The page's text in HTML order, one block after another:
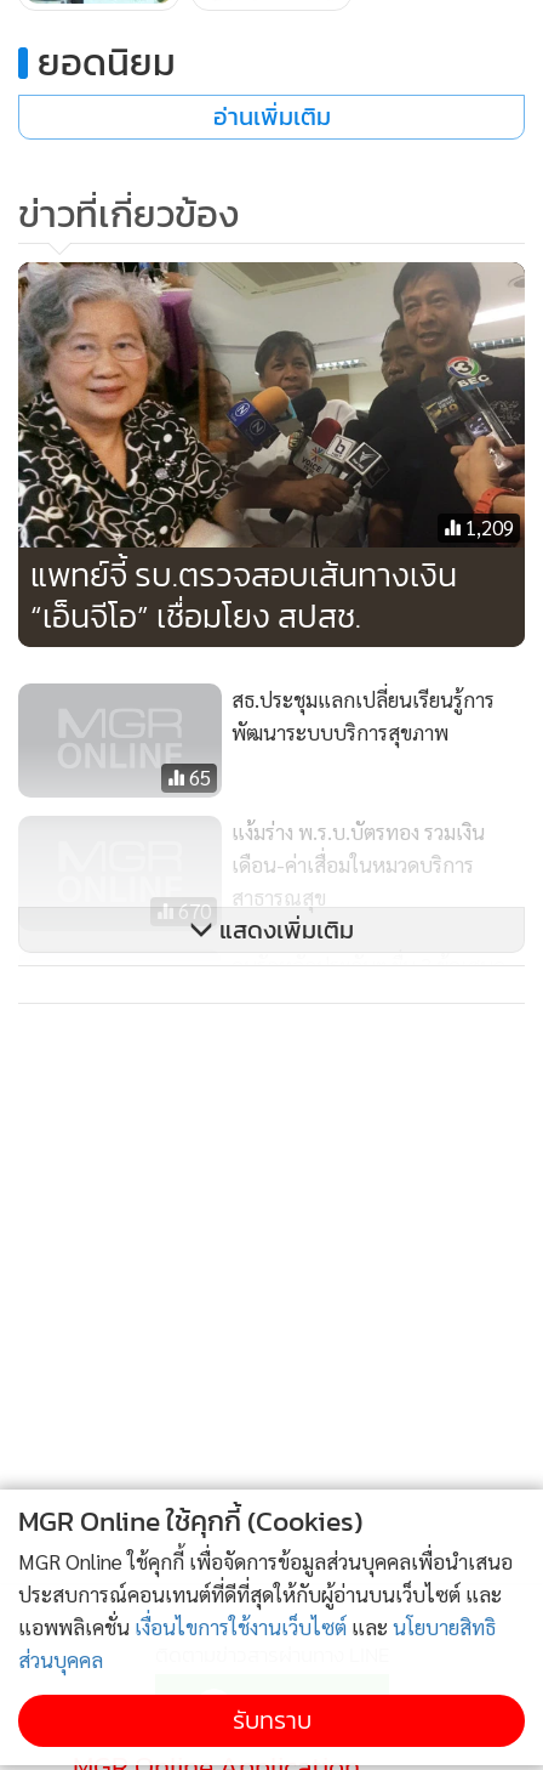
โครงการที่สนับสนุนเอ็นจีโอ 1 โครงการ คือ โครงการเพิ่มการเข้า
ถึงการรักษาผู้ติดเชื้อเอชไอวี/ผู้ป่วยเอดส์ โดยเครือข่ายผู้ติดเชื้อ
เอชไอวี/เอดส์แห่งประเทศไทย วงเงิน 1.5 แสนบาท” ทพ.อรรถ
ทพ.อรรถพร กล่าวว่า สำหรับตัวอย่างโครงการที่สนับสนุนกรม
เติบโตของเด็กอายุ 5 - 19 ปี กรมอนามัย วงเงิน 2.4 ล้านบาท
โครงการถอดบทเรียนและพัฒนาศักยภาพความเป็นพื้นที่
ต้นแบบด้านแพทย์แผนไทย กรณีศึกษา จ.สกลนคร ให้กับกรม
พัฒนาการแพทย์แผนไทยและการแพทย์ทางเลือก จำนวน
893,300 บาท โครงการพัฒนาศักยภาพเครือข่ายวิชาชีพและ
ประชาชนในการดูแลผู้ป่วยโรคหัวใจและหลอดเลือด โดยสมาคม
พยาบาลโรคหัวใจและทรวงอก จำนวน 1.5 ล้านบาท โครงการ
พัฒนาศักยภาพบุคลากรด้านการแพทย์แผนไทยในหน่วยบริการ
อาจขัดต่อ พ.ร.บ. หลักประกันสุขภาพแห่งชาติ พ.ศ. 2545 จึงได้
แนะนำให้ สปสช. ออกระเบียบการใช้เงินดังกล่าว และต่อมา
คณะกรรมการหลักประกันสุขภาพแห่งชาติจึงได้ออกระเบียบ
การใช้จ่ายเงินดังกล่าวขึ้น” ทพ.อรรถพร กล่าว
ยอดนิยม
อ่านเพิ่มเติม
ข่าวที่เกี่ยวข้อง
1,209
แพทย์จี้ รบ.ตรวจสอบเส้นทางเงิน
“เอ็นจีโอ” เชื่อมโยง สปสช.
65
สธ.ประชุมแลกเปลี่ยนเรียนรู้การ
พัฒนาระบบบริการสุขภาพ
670
แง้มร่าง พ.ร.บ.บัตรทอง รวมเงิน
เดือน-ค่าเสื่อมในหมวดบริการ
สาธารณสุข
คนรักหลักประกันฯ ยื่น 3 ข้อเสนอ
เข้าร่วมเวทีสาธารณะ “กม.บัตร
แสดงเพิ่มเติม
MGR Online ใช้คุกกี้ (Cookies)
MGR Online ใช้คุกกี้ เพื่อจัดการข้อมูลส่วนบุคคลเพื่อนำเสนอ
ประสบการณ์คอนเทนต์ที่ดีที่สุดให้กับผู้อ่านบนเว็บไซต์ และ
แอพพลิเคชั่น เงื่อนไขการใช้งานเว็บไซต์ และ นโยบายสิทธิ
ส่วนบุคคล
รับทราบ